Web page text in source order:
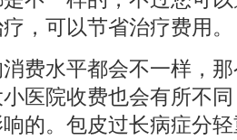
，可以节省治疗费用。
水平都会不一样，那
医院收费也会有所不
的。包皮过长病症分